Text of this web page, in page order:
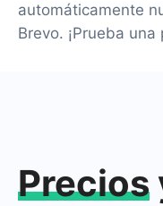
automáticamente
Brevo. ¡Prueba
Precios